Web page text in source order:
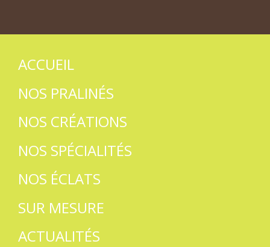
ACCUEIL
NOS PRALINÉS
NOS CRÉATIONS
NOS SPÉCIALITÉS
NOS ÉCLATS
SUR MESURE
ACTUALITÉS